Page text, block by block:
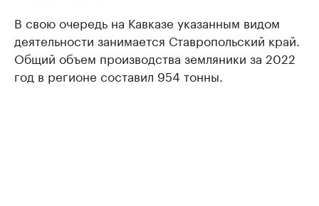
В свою очередь на Кавказе указанным видом
деятельности занимается Ставропольский край.
Общий объем производства земляники за 2022
год в регионе составил 954 тонны.